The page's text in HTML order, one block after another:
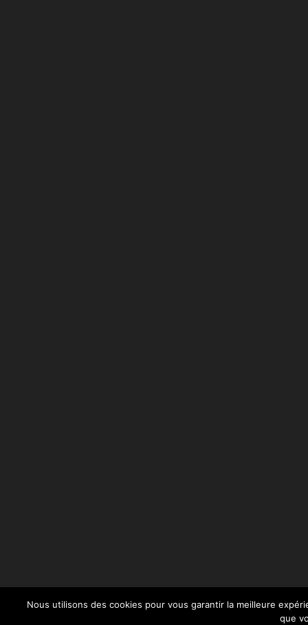
Nous utilisons des cookies pour vous garantir la meilleure
que